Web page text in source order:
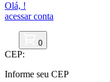
Olá, !
acessar conta
0
CEP:
Informe seu CEP